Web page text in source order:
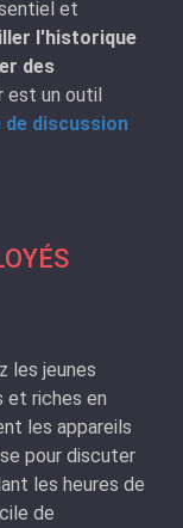
et
l'historique
des
est un outil
discussion
les jeunes
et riches en
les appareils
pour discuter
les heures de
de